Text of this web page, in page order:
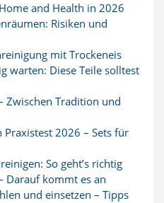
and Health in 2026
Risiken und
mit Trockeneis
warten: Diese Teile solltest
Zwischen Tradition und
2026 – Sets für
So geht’s richtig
Darauf kommt es an
und einsetzen – Tipps